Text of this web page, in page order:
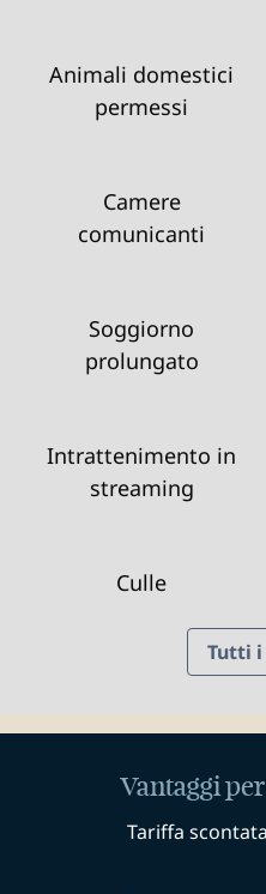
Animali domestici
permessi
Camere
comunicanti
Soggiorno
prolungato
Intrattenimento in
streaming
Culle
Tutti i
Vantaggi
Tariffa